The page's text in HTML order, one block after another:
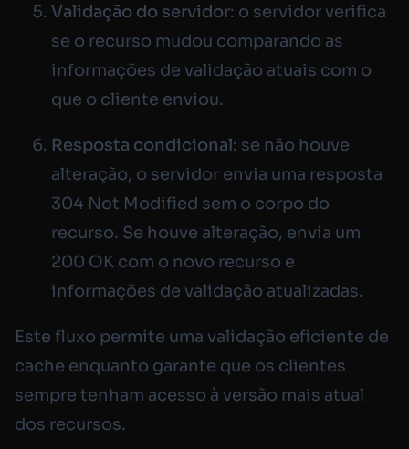
Validação do servidor: o servidor verifica
se o recurso mudou comparando as
informações de validação atuais com o
que o cliente enviou.
Resposta condicional: se não houve
alteração, o servidor envia uma resposta
304 Not Modified sem o corpo do
recurso. Se houve alteração, envia um
200 OK com o novo recurso e
informações de validação atualizadas.
Este fluxo permite uma validação eficiente de
cache enquanto garante que os clientes
sempre tenham acesso à versão mais atual
dos recursos.